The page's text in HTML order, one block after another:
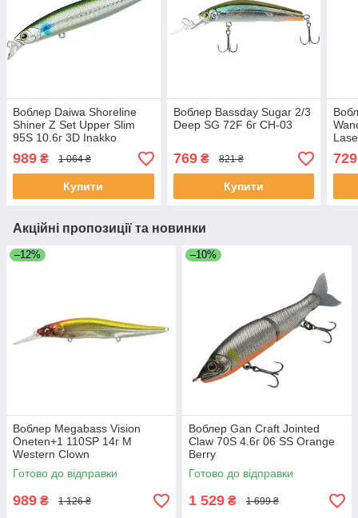
Воблер Daiwa Shoreline
Shiner Z Set Upper Slim
95S 10.6г 3D Inakko
989 ₴ 1 064 ₴
Купити
Воблер Bassday Sugar 2/3
Deep SG 72F 6г CH-03
769₴ 821 ₴
Купити
729
Акційні пропозиції та новинки
–12%
Воблер Megabass Vision
Oneten+1 110SP 14г M
Western Clown
Готово до відправки
989 ₴ 1 126 ₴
–10%
Воблер Gan Craft Jointed
Claw 70S 4.6г 06 SS Orange
Berry
Готово до відправки
1 529 ₴ 1 699 ₴